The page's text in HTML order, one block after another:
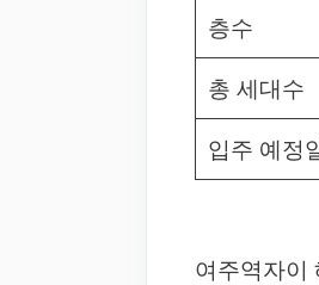
층수
총 세대수
입주 예정
여주역자이